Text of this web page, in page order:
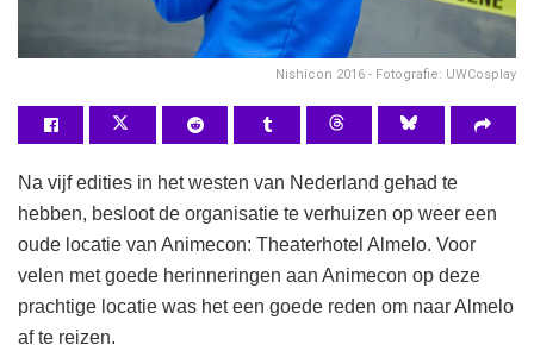
Nishicon 2016 - Fotografie: UWCosplay
Na vijf edities in het westen van Nederland gehad te
hebben, besloot de organisatie te verhuizen op weer een
oude locatie van Animecon: Theaterhotel Almelo. Voor
velen met goede herinneringen aan Animecon op deze
prachtige locatie was het een goede reden om naar Almelo
af te reizen.